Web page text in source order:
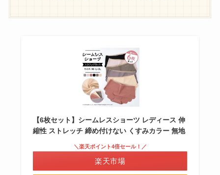
【6枚セット】シームレスショーツ レディース 伸
縮性 ストレッチ 締め付けない くすみカラー 無地
＼楽天ポイント4倍セール！／
楽天市場